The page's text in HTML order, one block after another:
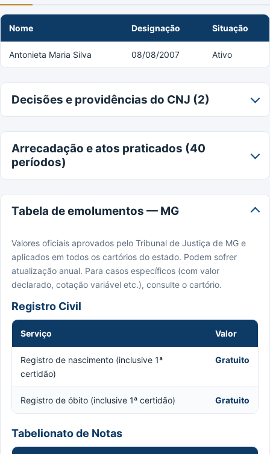
Nome Designação Situação
Antonieta Maria Silva 08/08/2007 Ativo
Decisões e providências do CNJ (2)
Arrecadação e atos praticados (40
períodos)
Tabela de emolumentos — MG
Valores oficiais aprovados pelo Tribunal de Justiça de MG e
aplicados em todos os cartórios do estado. Podem sofrer
atualização anual. Para casos específicos (com valor
declarado, cotação variável etc.), consulte o cartório.
Registro Civil
Serviço Valor
Registro de nascimento (inclusive 1ª
certidão)
Gratuito
Registro de óbito (inclusive 1ª certidão) Gratuito
Tabelionato de Notas